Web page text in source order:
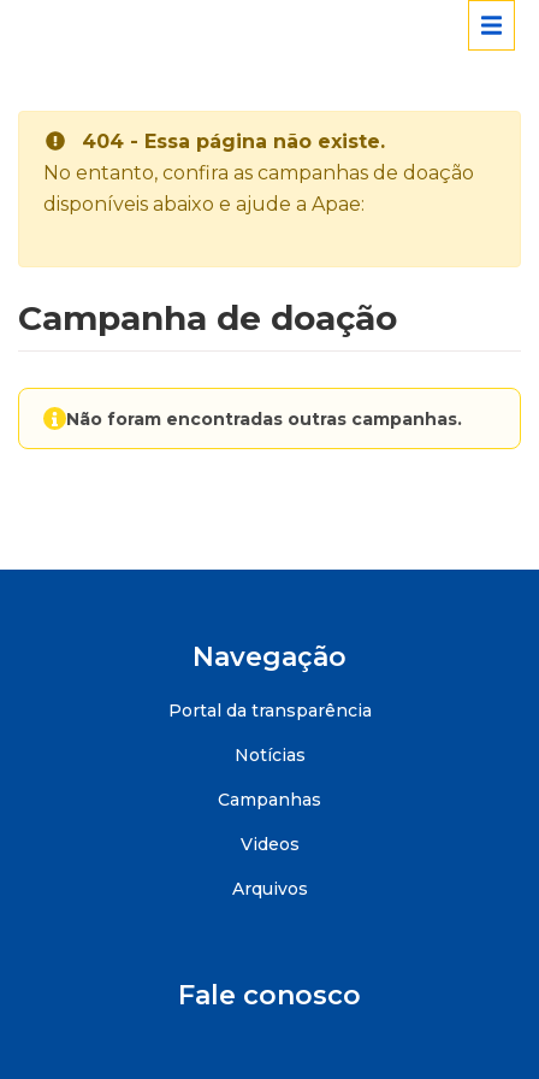
404 - Essa página não existe.
No entanto, confira as campanhas de doação
disponíveis abaixo e ajude a Apae:
Campanha de doação
Não foram encontradas outras campanhas.
Navegação
Portal da transparência
Notícias
Campanhas
Videos
Arquivos
Fale conosco